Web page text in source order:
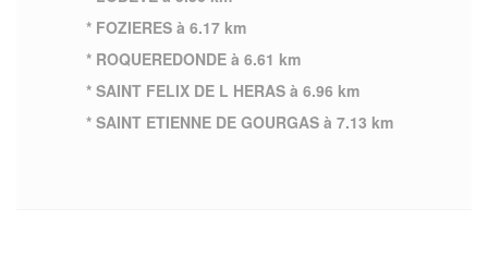
* FOZIERES à 6.17 km
* ROQUEREDONDE à 6.61 km
* SAINT FELIX DE L HERAS à 6.96 km
* SAINT ETIENNE DE GOURGAS à 7.13 km